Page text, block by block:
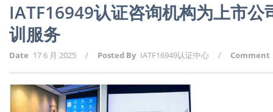
IATF16949认证咨询机构为上市
训服务
Date 17 6 月 2025 / Posted By IATF16949认证中心 / Comment